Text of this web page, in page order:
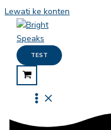
Lewati ke konten
TEST